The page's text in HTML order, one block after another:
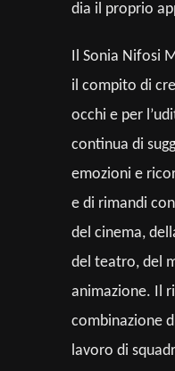
dia il proprio
Il Sonia Nifosi
il compito di
occhi e per
continua di
emozioni e
e di rimandi
del cinema,
del teatro, del
animazione. Il
combinazione
lavoro di